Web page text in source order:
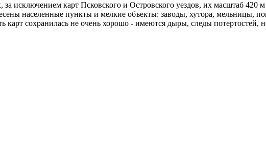
исключением карт Псковского и Островского уездов, их масштаб 420
населенные пункты и мелкие объекты: заводы, хутора, мельницы,
карт сохранилась не очень хорошо - имеются дыры, следы потертостей,